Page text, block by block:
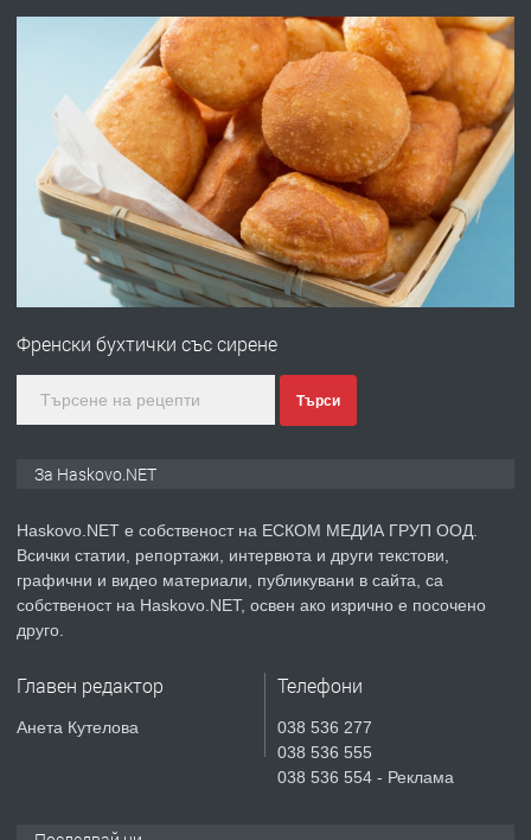
АПАРТАМЕНТ В ЦЕНТЪРА НА ГР.
ХАСКОВО
преди 5 дни
Давам гараж под наем
преди 5 дни
№4120 Магазин/Офис под наем в кв.
градската градина!
преди 6 дни
ПРЕДЛАГА
Продавам парцел в гр. Хасково кв.
СГЛОБЯВАНЕ НА МЕБЕЛИ.
Френски бухтички със сирене
Търси
За Haskovo.NET
Haskovo.NET е собственост на ЕСКОМ МЕДИА ГРУП ООД.
Всички статии, репортажи, интервюта и други текстови,
графични и видео материали, публикувани в сайта, са
собственост на Haskovo.NET, освен ако изрично е посочено
друго.
Главен редактор
Анета Кутелова
Телефони
038 536 277
038 536 555
038 536 554 - Реклама